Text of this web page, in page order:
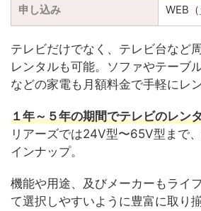
申し込み WEB（
テレビだけでなく、テレビ台など
レンタルも可能。ソファやテーブ
などの家電も月額料金で手軽にレ
１年～５年の期間でテレビのレン
リアーズでは24V型〜65V型まで
インナップ。
機能や用途、及びメーカーもライ
て選択しやすいように豊富に取り